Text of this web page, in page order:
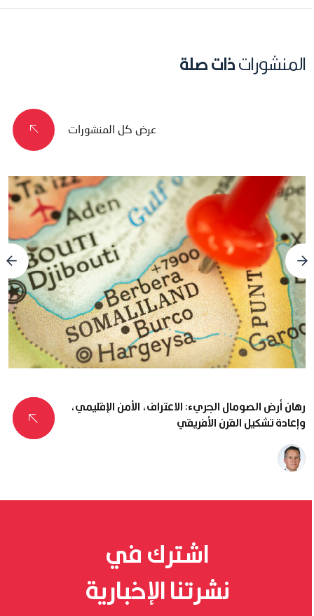
ذات صلةالمنشورات
عرض كل المنشورات
رهان أرض الصومال الجريء: الاعتراف، الأمن الإقليمي،
وإعادة تشكيل القرن الأفريقي
د.
اشترك في
نشرتنا الإخبارية